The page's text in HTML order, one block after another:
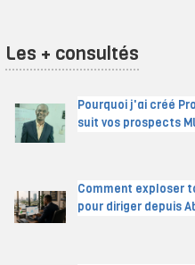
Les + consultés
Pourquoi j'ai créé
suit vos prospects
Comment exploser
pour diriger depuis